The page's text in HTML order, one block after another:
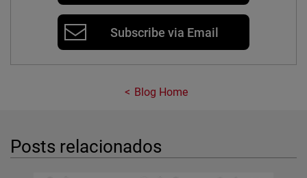
Subscribe via Email
Blog Home
Posts relacionados